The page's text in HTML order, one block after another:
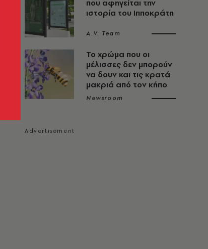
που αφηγείται την
ιστορία του Ιπποκράτη
A.V. Team
Το χρώμα που οι
μέλισσες δεν μπορούν
να δουν και τις κρατά
μακριά από τον κήπο
Newsroom